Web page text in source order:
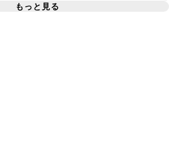
チョコレートを使用してお作りいた
もっと見る